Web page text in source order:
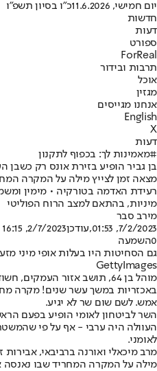
יום חמישי, 11.6.2026
כ"ו בסיון תשפ"ו
חדשות
דעות
ספורט
ForReal
תרבות ובידור
אוכל
מגזין
אנחנו מגייסים
English
X
דעות
#מאמינות לך: בכפוף לתקנון
בן גביר הופיע בזירת אונס רק כשבן
מצאה זמן לצייץ מילה על המקרה
רעידת האדמה בטורקיה • מימין
מיניות, בהתאם למצב הרוח הפוליטי
מירב סבר
7/2/2023, 01:53
,עודכן2/7/2023, 16:15
0השמעה
גם הסחיטות היו בעלות אופי מיני
GettyImages
מוהל בן 64, תושב אזור
באכזריות במשך עשר שנים! מקרה
אמש. לשם שום שר לא יגיע.
השר לביטחון לאומי הופיע בפעם
העוולה היה ערבי - אף על פי
לאומני.
מרב מיכאלי ואורנה ברביבאי, אבירות
מילה על המקרה המחריד שבו נאנסה